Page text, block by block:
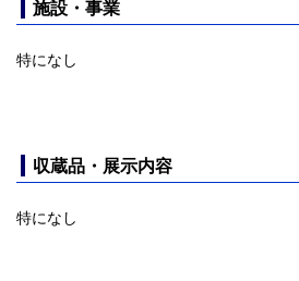
施設・事業
特になし
収蔵品・展示内容
特になし